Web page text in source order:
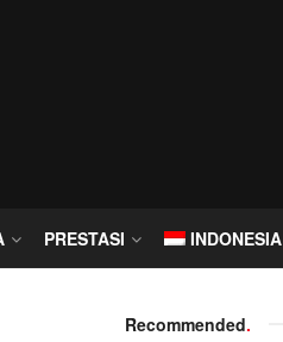
PRESTASI INDONESIA
Recommended.